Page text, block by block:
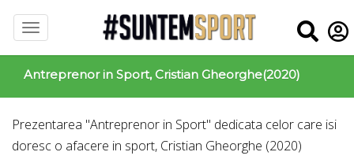
Antreprenor in Sport, Cristian Gheorghe(2020)
Prezentarea "Antreprenor in Sport" dedicata celor care isi
doresc o afacere in sport, Cristian Gheorghe (2020)